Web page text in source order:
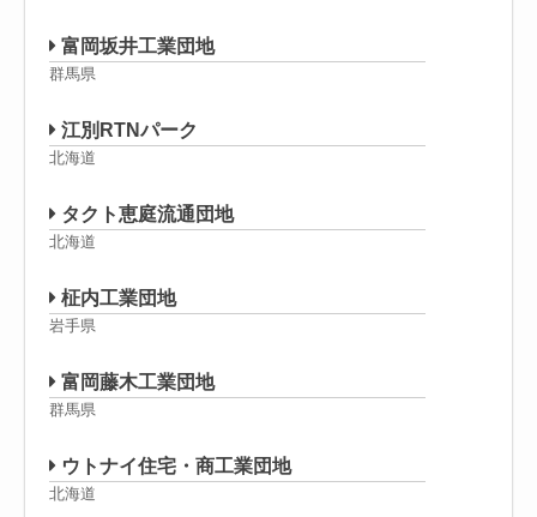
富岡坂井工業団地
群馬県
江別RTNパーク
北海道
タクト恵庭流通団地
北海道
柾内工業団地
岩手県
富岡藤木工業団地
群馬県
ウトナイ住宅・商工業団地
北海道